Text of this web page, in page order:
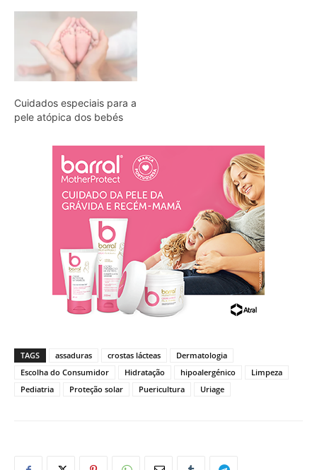
Cuidados especiais para a
pele atópica dos bebés
TAGS assaduras crostas lácteas
Dermatologia
Escolha do Consumidor
Hidratação hipoalergénico
Limpeza
Pediatria
Proteção solar Puericultura Uriage